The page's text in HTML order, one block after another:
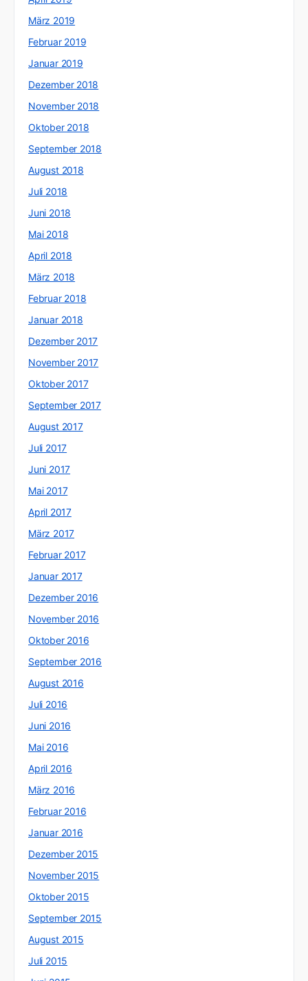
März 2019
Februar 2019
Januar 2019
Dezember 2018
November 2018
Oktober 2018
September 2018
August 2018
Juli 2018
Juni 2018
Mai 2018
April 2018
März 2018
Februar 2018
Januar 2018
Dezember 2017
November 2017
Oktober 2017
September 2017
August 2017
Juli 2017
Juni 2017
Mai 2017
April 2017
März 2017
Februar 2017
Januar 2017
Dezember 2016
November 2016
Oktober 2016
September 2016
August 2016
Juli 2016
Juni 2016
Mai 2016
April 2016
März 2016
Februar 2016
Januar 2016
Dezember 2015
November 2015
Oktober 2015
September 2015
August 2015
Juli 2015